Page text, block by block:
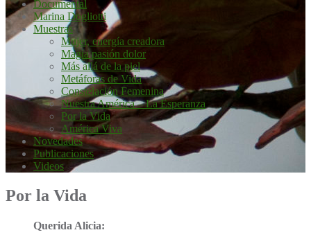
Documental
Marina Dogliotti
Muestras
Mujer, energía creadora
Magia pasión dolor
Más allá de la piel
Metáforas de Vida
Constelación Femenina
Nuestra América – La Esperanza
Por la Vida
América Viva
Novedades
Publicaciones
Videos
Por la Vida
Querida Alicia: